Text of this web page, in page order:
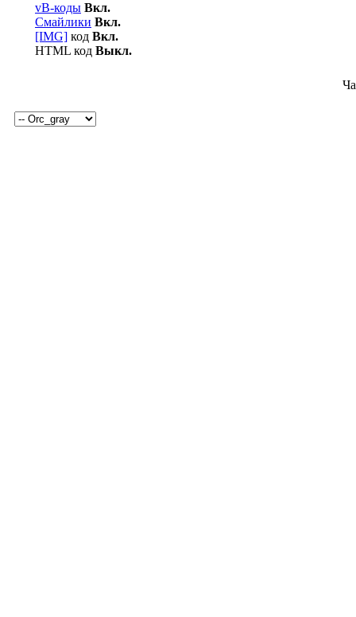
vB-коды Вкл.
Смайлики Вкл.
[IMG] код Вкл.
HTML код Выкл.